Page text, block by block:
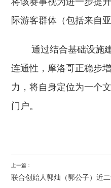
际游客群体（包括来自
通过结合基础设施
连通性，摩洛哥正稳步
力，将自身定位为一个
门户。
上一篇：
联合创始人郭灿（郭公子）近